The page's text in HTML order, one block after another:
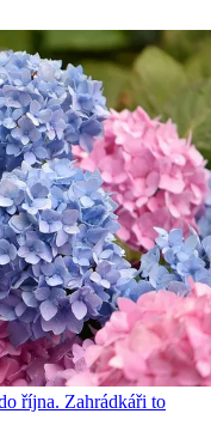
října. Zahrádkáři to